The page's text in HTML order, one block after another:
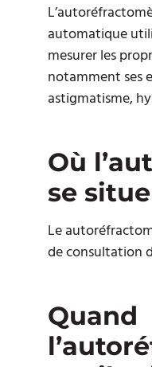
automatique
mesurer les
notamment ses
astigmatisme,
Où
se
Le
de consultation
Quand